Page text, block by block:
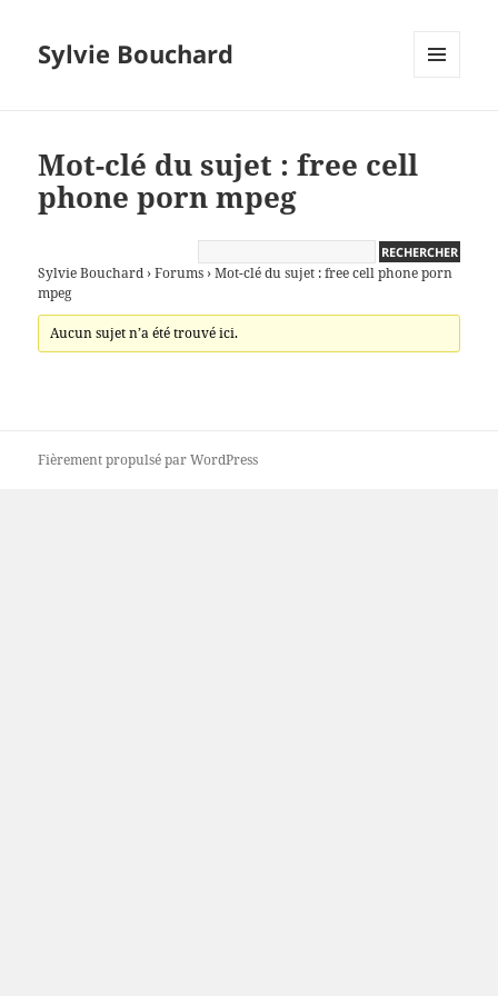
Sylvie Bouchard
Mot-clé du sujet : free cell
phone porn mpeg
Sylvie Bouchard › Forums › Mot-clé du sujet : free cell phone porn
mpeg
Aucun sujet n’a été trouvé ici.
Fièrement propulsé par WordPress